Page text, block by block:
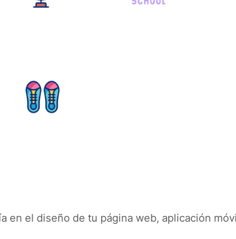
en el diseño de tu página web, aplicación